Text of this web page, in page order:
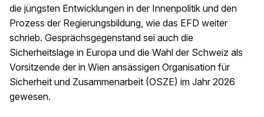
die jüngsten Entwicklungen in der Innenpolitik und den
Prozess der Regierungsbildung, wie das EFD weiter
schrieb. Gesprächsgegenstand sei auch die
Sicherheitslage in Europa und die Wahl der Schweiz als
Vorsitzende der in Wien ansässigen Organisation für
Sicherheit und Zusammenarbeit (OSZE) im Jahr 2026
gewesen.